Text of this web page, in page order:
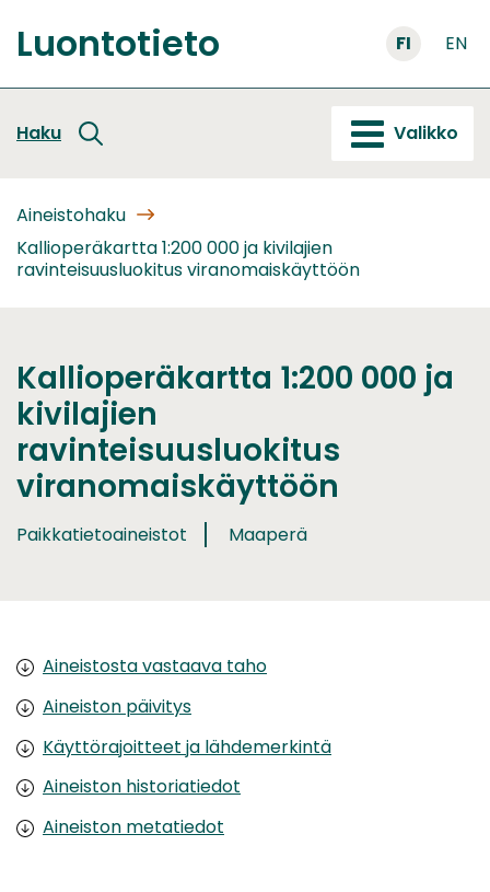
sisältöön
Etusivu
Luontotieto FI EN
Haku Valikko
Aineistohaku
Kallioperäkartta 1:200 000 ja kivilajien
ravinteisuusluokitus viranomaiskäyttöön
Kallioperäkartta 1:200 000 ja
kivilajien
ravinteisuusluokitus
viranomaiskäyttöön
Paikkatietoaineistot Maaperä
Aineistosta vastaava taho
Aineiston päivitys
Käyttörajoitteet ja lähdemerkintä
Aineiston historiatiedot
Aineiston metatiedot